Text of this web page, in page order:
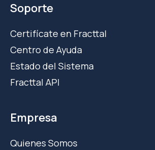
Soporte
Certifícate en Fracttal
Centro de Ayuda
Estado del Sistema
Fracttal API
Empresa
Quienes Somos